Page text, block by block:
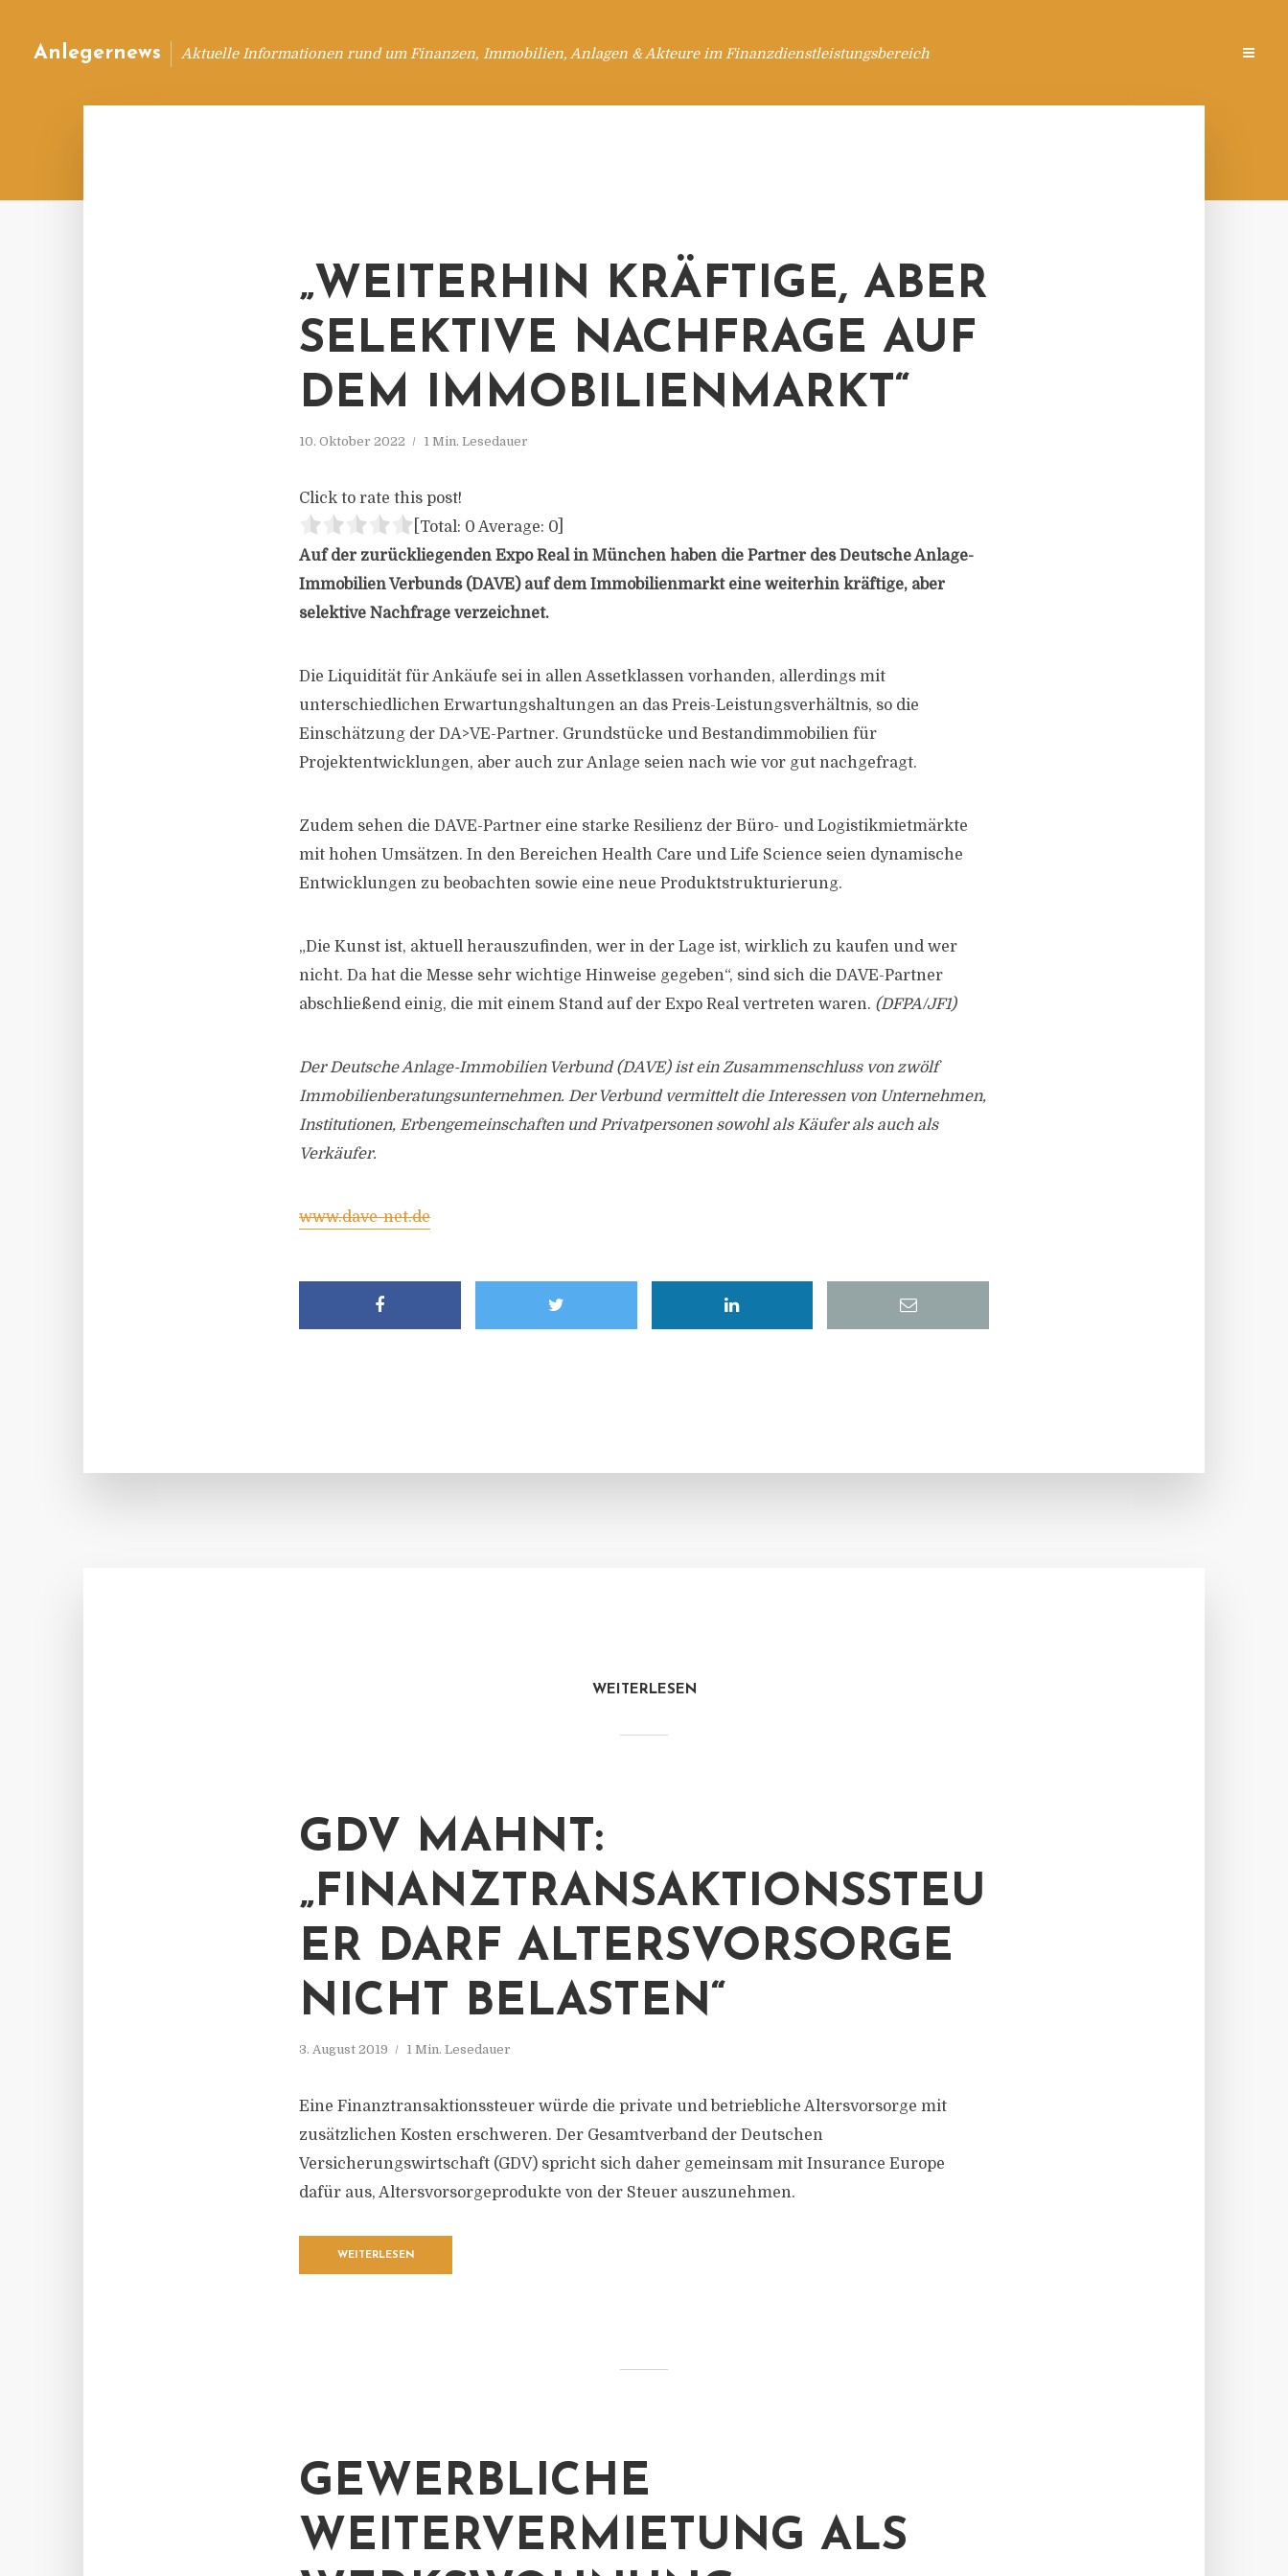
Anlegernews Aktuelle Informationen rund um Finanzen, Immobilien, Anlagen & Akteure im Finanzdienstleistungsbereich
„WEITERHIN KRÄFTIGE, ABER
SELEKTIVE NACHFRAGE AUF
DEM IMMOBILIENMARKT“
10. Oktober 2022 1 Min. Lesedauer
Click to rate this post!
[Total: 0 Average: 0
Auf der zurückliegenden Expo Real in München haben die Partner des Deutsche Anlage-
Immobilien Verbunds (DAVE) auf dem Immobilienmarkt eine weiterhin kräftige, aber
selektive Nachfrage verzeichnet.
Die Liquidität für Ankäufe sei in allen Assetklassen vorhanden, allerdings mit
unterschiedlichen Erwartungshaltungen an das Preis-Leistungsverhältnis, so die
Einschätzung der DA>VE-Partner. Grundstücke und Bestandimmobilien für
Projektentwicklungen, aber auch zur Anlage seien nach wie vor gut nachgefragt.
Zudem sehen die DAVE-Partner eine starke Resilienz der Büro- und Logistikmietmärkte
mit hohen Umsätzen. In den Bereichen Health Care und Life Science seien dynamische
Entwicklungen zu beobachten sowie eine neue Produktstrukturierung.
„Die Kunst ist, aktuell herauszufinden, wer in der Lage ist, wirklich zu kaufen und wer
nicht. Da hat die Messe sehr wichtige Hinweise gegeben“, sind sich die DAVE-Partner
abschließend einig, die mit einem Stand auf der Expo Real vertreten waren. (DFPA/JF1)
Der Deutsche Anlage-Immobilien Verbund (DAVE) ist ein Zusammenschluss von zwölf
Immobilienberatungsunternehmen. Der Verbund vermittelt die Interessen von Unternehmen,
Institutionen, Erbengemeinschaften und Privatpersonen sowohl als Käufer als auch als
Verkäufer.
www.dave-net.de
WEITERLESEN
GDV MAHNT:
„FINANZTRANSAKTIONSSTEU
ER DARF ALTERSVORSORGE
NICHT BELASTEN“
3. August 2019 1 Min. Lesedauer
Eine Finanztransaktionssteuer würde die private und betriebliche Altersvorsorge mit
zusätzlichen Kosten erschweren. Der Gesamtverband der Deutschen
Versicherungswirtschaft (GDV) spricht sich daher gemeinsam mit Insurance Europe
dafür aus, Altersvorsorgeprodukte von der Steuer auszunehmen.
WEITERLESEN
GEWERBLICHE
WEITERVERMIETUNG ALS